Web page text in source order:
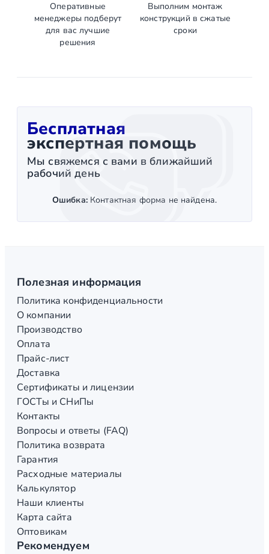
Оперативные
менеджеры подберут
для вас лучшие
решения
Выполним монтаж
конструкций в сжатые
сроки
Бесплатная
экспертная помощь
Мы свяжемся с вами в ближайший
рабочий день
Ошибка:Контактная форма не найдена.
Полезная информация
Политика конфиденциальности
О компании
Производство
Оплата
Прайс-лист
Доставка
Сертификаты и лицензии
ГОСТы и СНиПы
Контакты
Вопросы и ответы (FAQ)
Политика возврата
Гарантия
Расходные материалы
Калькулятор
Наши клиенты
Карта сайта
Оптовикам
Рекомендуем